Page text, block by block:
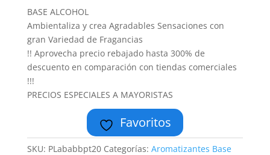
BASE ALCOHOL
Ambientaliza y crea Agradables Sensaciones con
gran Variedad de Fragancias
!! Aprovecha precio rebajado hasta 300% de
descuento en comparación con tiendas comerciales
!!!
PRECIOS ESPECIALES A MAYORISTAS
Favoritos
SKU: PLababbpt20 Categorías: Aromatizantes Base